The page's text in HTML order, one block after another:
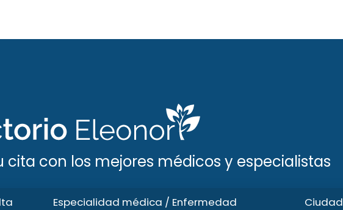
cita con los mejores médicos y especialistas
Especialidad médica / Enfermedad
Ciudad